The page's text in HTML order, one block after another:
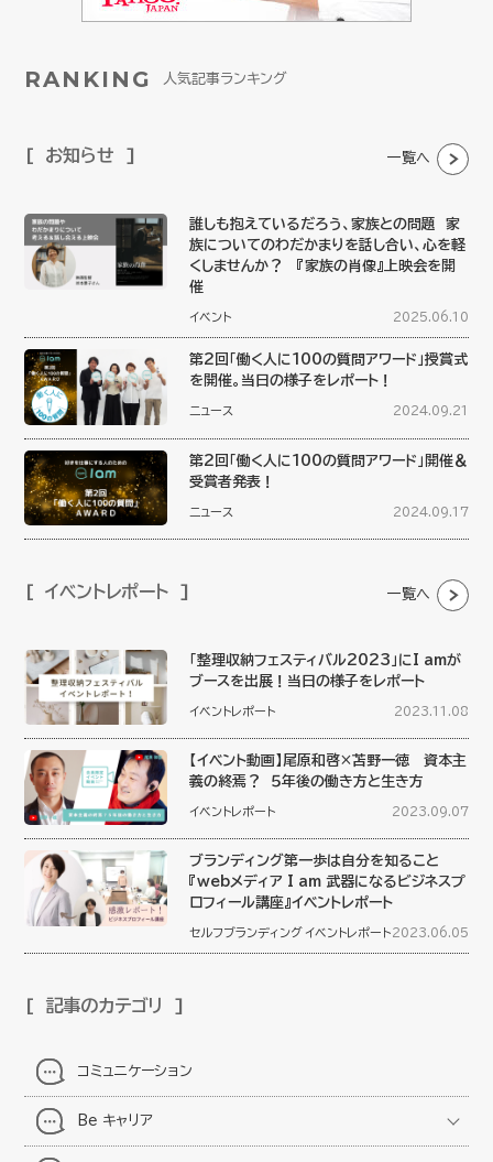
RANKING 人気記事ランキング
お知らせ 一覧へ
誰しも抱えているだろう、家族との問題 家
族についてのわだかまりを話し合い、心を軽
くしませんか？ 『家族の肖像』上映会を開
催
イベント 2025.06.10
第2回「働く人に100の質問アワード」授賞式
を開催。当日の様子をレポート！
ニュース 2024.09.21
第2回「働く人に100の質問アワード」開催＆
受賞者発表！
ニュース 2024.09.17
イベントレポート 一覧へ
「整理収納フェスティバル2023」にI amが
ブースを出展！当日の様子をレポート
イベントレポート 2023.11.08
【イベント動画】尾原和啓×苫野一徳 資本主
義の終焉？ ５年後の働き方と生き方
イベントレポート 2023.09.07
ブランディング第一歩は自分を知ること
『webメディア I am 武器になるビジネスプ
ロフィール講座』イベントレポート
セルフブランディング イベントレポート 2023.06.05
記事のカテゴリ
コミュニケーション
Be キャリア